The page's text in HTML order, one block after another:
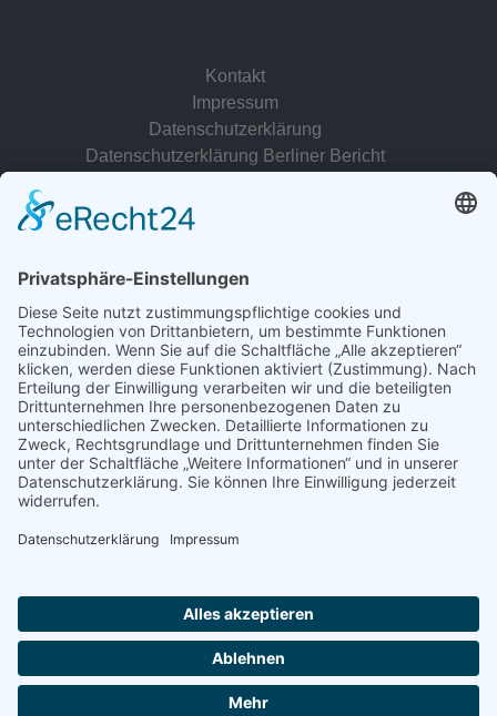
Kontakt
Impressum
Datenschutzerklärung
Datenschutzerklärung Berliner Bericht
© 2022 - 2026 Dr. Christina Baum. Alle Rechte vorbehalten.